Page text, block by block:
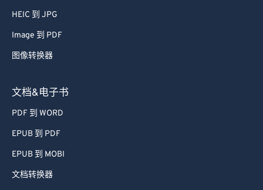
HEIC 到 JPG
Image 到 PDF
图像转换器
文档&电子书
PDF 到 WORD
EPUB 到 PDF
EPUB 到 MOBI
文档转换器